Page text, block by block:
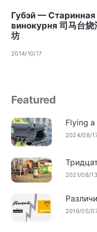
Губэй — Старинная
винокурня 司马台烧
坊
2014/10/17
Featured
Flying
2024/08/
2021/08/13
2019/05/